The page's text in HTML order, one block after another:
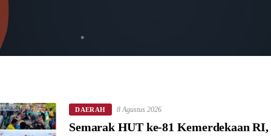
DAERAH 8 Agustus 2026
Semarak HUT ke-81 Kemerdekaan RI,